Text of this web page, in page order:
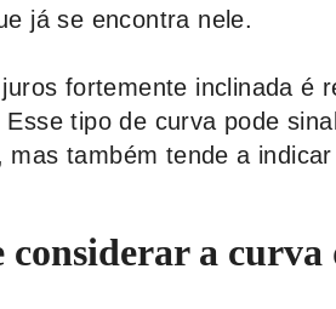
já se encontra nele.
fortemente inclinada é
tipo de curva pode
mas também tende a
considerar a